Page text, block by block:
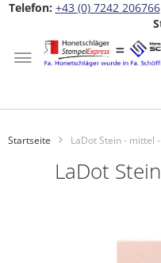
Telefon: +43 (0) 7242 206766
Startseite LaDot Stein - mittel
LaDot